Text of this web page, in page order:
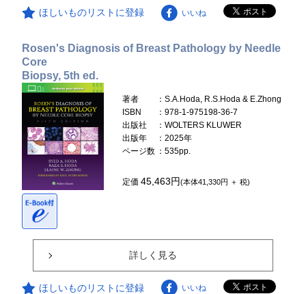
ほしいものリストに登録 いいね
Rosen's Diagnosis of Breast Pathology by Needle
Core
Biopsy, 5th ed.
著者
：S.A.Hoda, R.S.Hoda & E.Zhong
ISBN
：978-1-975198-36-7
出版社
：WOLTERS KLUWER
出版年
：2025年
ページ数 ：535pp.
定価45,463円(本体41,330円 ＋ 税)
詳しく見る
ほしいものリストに登録 いいね